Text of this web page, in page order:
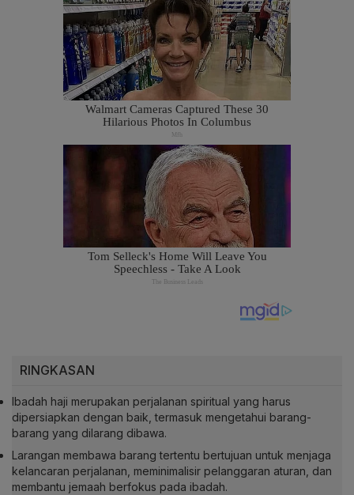
RINGKASAN
Ibadah haji merupakan perjalanan spiritual yang harus
dipersiapkan dengan baik, termasuk mengetahui barang-
barang yang dilarang dibawa.
Larangan membawa barang tertentu bertujuan untuk menjaga
kelancaran perjalanan, meminimalisir pelanggaran aturan, dan
membantu jemaah berfokus pada ibadah.